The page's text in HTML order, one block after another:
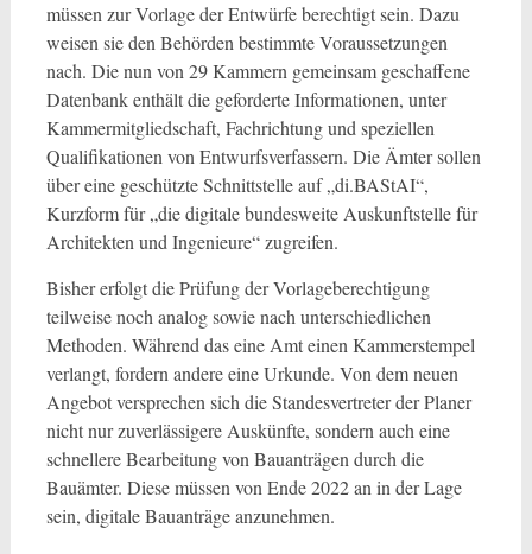
müssen zur Vorlage der Entwürfe berechtigt sein. Dazu
weisen sie den Behörden bestimmte Voraussetzungen
nach. Die nun von 29 Kammern gemeinsam geschaffene
Datenbank enthält die geforderte Informationen, unter
Kammermitgliedschaft, Fachrichtung und speziellen
Qualifikationen von Entwurfsverfassern. Die Ämter sollen
über eine geschützte Schnittstelle auf „di.BAStAI“,
Kurzform für „die digitale bundesweite Auskunftstelle für
Architekten und Ingenieure“ zugreifen.
Bisher erfolgt die Prüfung der Vorlageberechtigung
teilweise noch analog sowie nach unterschiedlichen
Methoden. Während das eine Amt einen Kammerstempel
verlangt, fordern andere eine Urkunde. Von dem neuen
Angebot versprechen sich die Standesvertreter der Planer
nicht nur zuverlässigere Auskünfte, sondern auch eine
schnellere Bearbeitung von Bauanträgen durch die
Bauämter. Diese müssen von Ende 2022 an in der Lage
sein, digitale Bauanträge anzunehmen.